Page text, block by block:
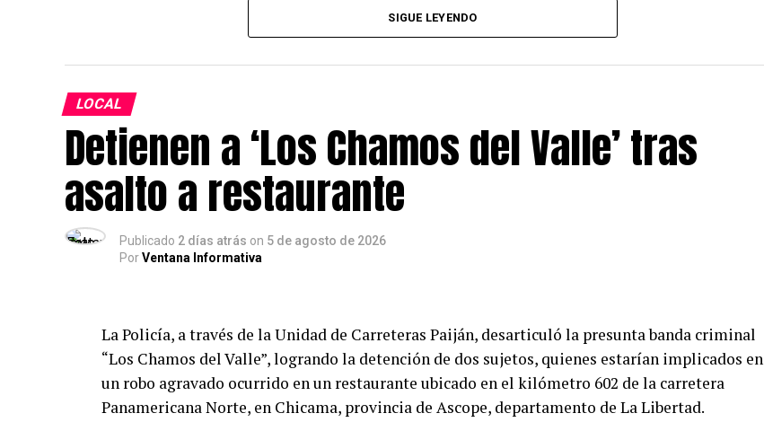
encontrarse, compartir y disfrutar de experiencias que fortalezcan su identidad. La acogida
de este evento demuestra el interés de la población por vivir la cultura y el arte”, señaló Luis
Fernando Piza, gerente general de Agroindustrial Laredo.
Esta iniciativa forma parte del compromiso de Agroindustrial Laredo por impulsar espacios
de integración y promover actividades que contribuyan al fortalecimiento de la identidad
cultural de la comunidad.
SIGUE LEYENDO
LOCAL
Detienen a ‘Los Chamos del Valle’ tras
asalto a restaurante
Publicado 2 días atrás on 5 de agosto de 2026
PorVentana Informativa
La Policía, a través de la Unidad de Carreteras Paiján, desarticuló la presunta banda criminal
“Los Chamos del Valle”, logrando la detención de dos sujetos, quienes estarían implicados en
un robo agravado ocurrido en un restaurante ubicado en el kilómetro 602 de la carretera
Panamericana Norte, en Chicama, provincia de Ascope, departamento de La Libertad.